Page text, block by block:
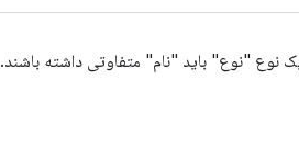
نوع "نوع" باید "نام" متفاوتی داشته باشند.